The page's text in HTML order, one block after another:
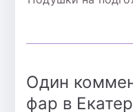
Один
фар в